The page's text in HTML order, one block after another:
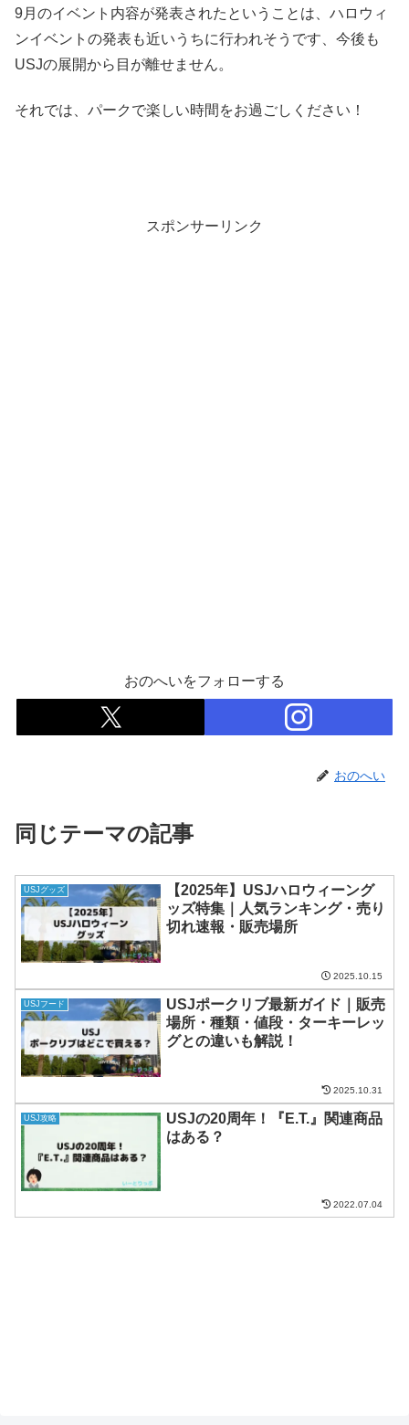
9月のイベント内容が発表されたということは、ハロウィ
ンイベントの発表も近いうちに行われそうです、今後も
USJの展開から目が離せません。
それでは、パークで楽しい時間をお過ごしください！
スポンサーリンク
おのへいをフォローする
おのへい
同じテーマの記事
USJグッズ
【2025年】USJハロウィーング
ッズ特集｜人気ランキング・売り
切れ速報・販売場所
2025.10.15
USJフード
USJポークリブ最新ガイド｜販売
場所・種類・値段・ターキーレッ
グとの違いも解説！
2025.10.31
USJ攻略
USJの20周年！『E.T.』関連商品
はある？
2022.07.04